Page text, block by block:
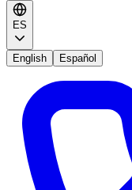
ES
English Español